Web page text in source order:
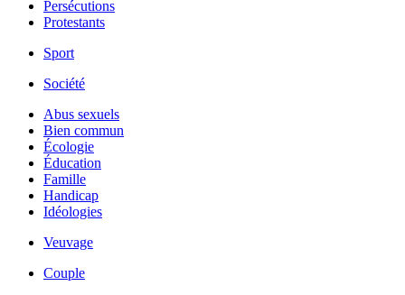
Persécutions
Protestants
Sport
Société
Abus sexuels
Bien commun
Écologie
Éducation
Famille
Handicap
Idéologies
Veuvage
Couple